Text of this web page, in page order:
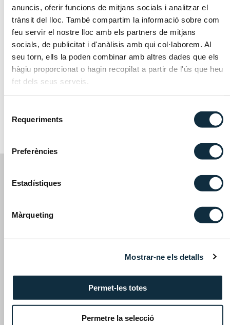
anuncis, oferir funcions de mitjans socials i analitzar el
trànsit del lloc. També compartim la informació sobre com
feu servir el nostre lloc amb els partners de mitjans
socials, de publicitat i d'anàlisis amb qui col·laborem. Al
seu torn, ells la poden combinar amb altres dades que els
hàgiu proporcionat o hagin recopilat a partir de l'ús que heu
fet dels seus serveis.
Requeriments
Preferències
Estadístiques
Màrqueting
Mostrar-ne els detalls
Permet-les totes
Permetre la selecció
verifying the terms and conditions of their permits,
complying with tax or labor requirements and advising
on the legalization of their immigration status.
Noelia also assists the team with the administrative and
operational management of the firm.
Avinguda Meritxell, 75, 3era planta, despatxos 11-12
AD500 Andorra la Vella, Principat d’Andorra
A different kind of firm